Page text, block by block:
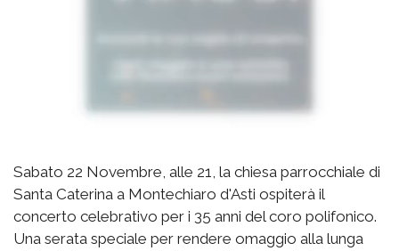
Sabato 22 Novembre, alle 21, la chiesa parrocchiale di
Santa Caterina a Montechiaro d'Asti ospiterà il
concerto celebrativo per i 35 anni del coro polifonico.
Una serata speciale per rendere omaggio alla lunga